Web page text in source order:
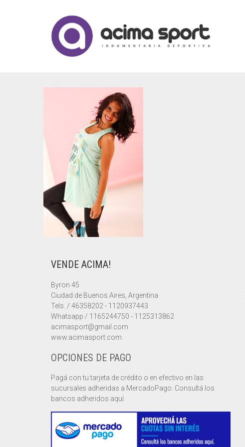
VENDE ACIMA!
Byron 45
Ciudad de Buenos Aires, Argentina
Tels. / 46358202 - 1120937443
Whatsapp / 1165244750 - 1125313862
acimasport@gmail.com
www.acimasport.com
OPCIONES DE PAGO
Pagá con tu tarjeta de crédito o en efectivo en las
sucursales adheridas a MercadoPago. Consultá los
bancos adheridos aquí.